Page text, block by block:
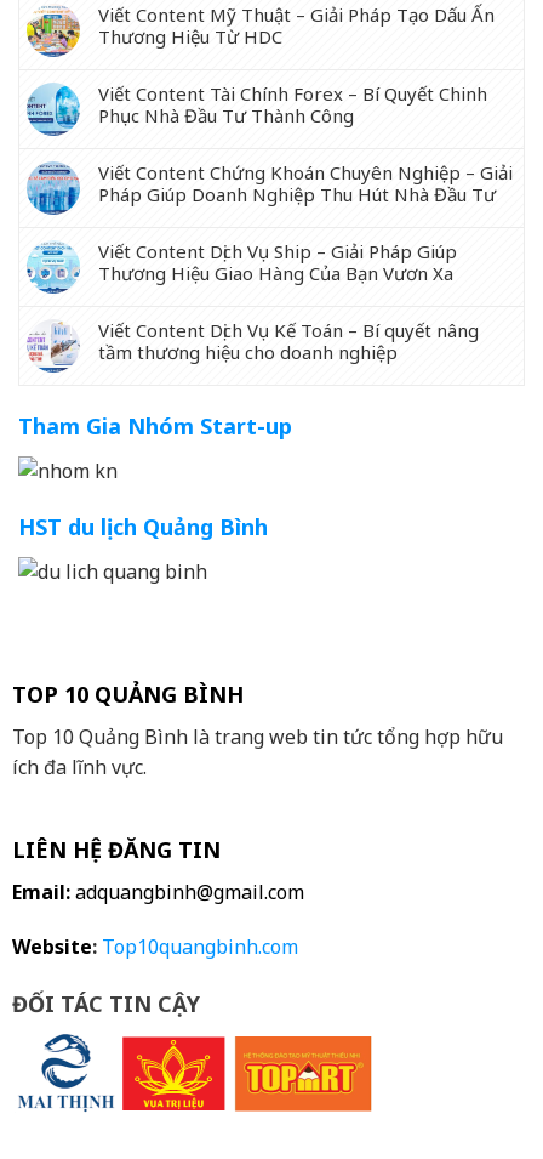
Viết Content Mỹ Thuật – Giải Pháp Tạo Dấu Ấn
Thương Hiệu Từ HDC
Viết Content Tài Chính Forex – Bí Quyết Chinh
Phục Nhà Đầu Tư Thành Công
Viết Content Chứng Khoán Chuyên Nghiệp – Giải
Pháp Giúp Doanh Nghiệp Thu Hút Nhà Đầu Tư
Viết Content Dịch Vụ Ship – Giải Pháp Giúp
Thương Hiệu Giao Hàng Của Bạn Vươn Xa
Viết Content Dịch Vụ Kế Toán – Bí quyết nâng
tầm thương hiệu cho doanh nghiệp
Tham Gia Nhóm Start-up
HST du lịch Quảng Bình
TOP 10 QUẢNG BÌNH
Top 10 Quảng Bình là trang web tin tức tổng hợp hữu
ích đa lĩnh vực.
LIÊN HỆ ĐĂNG TIN
Email:adquangbinh@gmail.com
Website: Top10quangbinh.com
ĐỐI TÁC TIN CẬY